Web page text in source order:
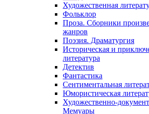
Художественная
Фольклор
Проза. Сборники
жанров
Поэзия. Драматургия
Историческая и
литература
Детектив
Фантастика
Сентиментальная
Юмористическая
Художественно-
Мемуары